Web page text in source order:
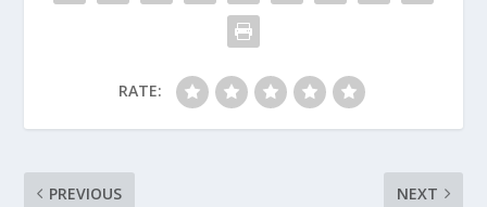
RATE:
PREVIOUS NEXT